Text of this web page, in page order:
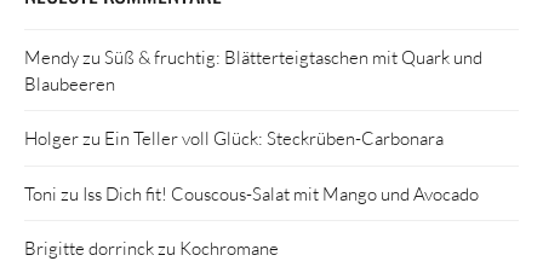
Mendyzu Süß & fruchtig: Blätterteigtaschen mit Quark und
Blaubeeren
Holgerzu Ein Teller voll Glück: Steckrüben-Carbonara
Toni zu Iss Dich fit! Couscous-Salat mit Mango und Avocado
Brigitte dorrinckzu Kochromane